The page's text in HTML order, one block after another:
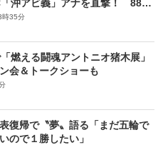
沖アビ義」アナを直撃！ 888
ズンがスタート
35分
燃える闘魂アントニオ猪木展」
会＆トークショーも
復帰で〝夢〟語る「まだ五輪で
ので１勝したい」